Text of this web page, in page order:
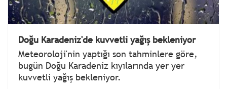
Doğu Karadeniz'de kuvvetli yağış bekleniyor
Meteoroloji'nin yaptığı son tahminlere göre,
bugün Doğu Karadeniz kıyılarında yer yer
kuvvetli yağış bekleniyor.